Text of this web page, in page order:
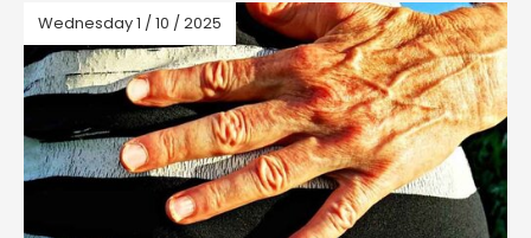
Wednesday 1 / 10 / 2025